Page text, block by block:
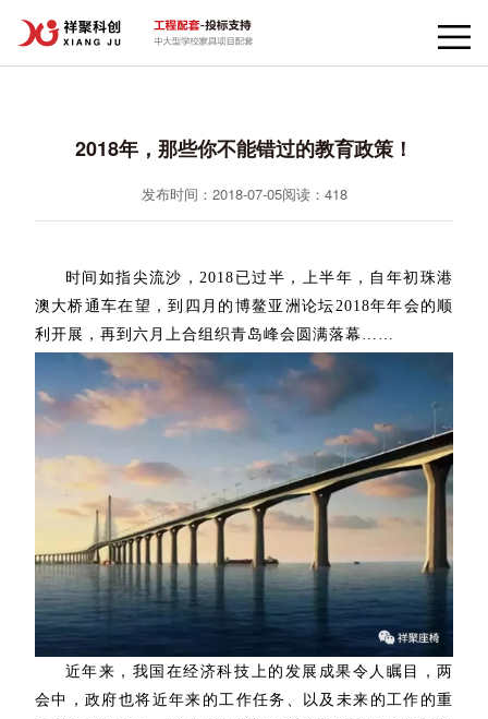
2018年，那些你不能错过的教育政策！
发布时间：2018-07-05阅读： 418
时间如指尖流沙，2018已过半，上半年，自年初珠港
澳大桥通车在望，到四月的博鳌亚洲论坛2018年年会的顺
利开展，再到六月上合组织青岛峰会圆满落幕……
近年来，我国在经济科技上的发展成果令人瞩目，两
会中，政府也将近年来的工作任务、以及未来的工作的重